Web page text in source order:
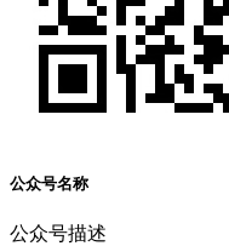
公众号名称
公众号描述